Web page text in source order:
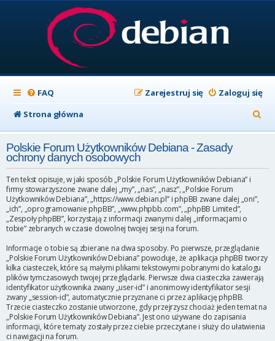
FAQ Zaloguj się
Zarejestruj się
Strona główna
z
k
Polskie Forum Użytkowników Debiana - Zasady
ochrony danych osobowych
Ten tekst opisuje, w jaki sposób „Polskie Forum Użytkowników Debiana” i
firmy stowarzyszone zwane dalej „my”, „nas”, „nasz”, „Polskie Forum
Użytkowników Debiana”, „https://www.debian.pl” i phpBB zwane dalej „oni”,
„ich”, „oprogramowanie phpBB”, „www.phpbb.com”, „phpBB Limited”,
„Zespoły phpBB”, korzystają z informacji zwanymi dalej „informacjami o
tobie” zebranych w czasie dowolnej twojej sesji na forum.
Informacje o tobie są zbierane na dwa sposoby. Po pierwsze, przeglądanie
„Polskie Forum Użytkowników Debiana” powoduje, że aplikacja phpBB tworzy
kilka ciasteczek, które są małymi plikami tekstowymi pobranymi do katalogu
plików tymczasowych twojej przeglądarki. Pierwsze dwa ciasteczka zawierają
identyfikator użytkownika zwany „user-id” i anonimowy identyfikator sesji
zwany „session-id”, automatycznie przyznane ci przez aplikację phpBB.
Trzecie ciasteczko zostanie utworzone, gdy przejrzysz chociaż jeden temat na
„Polskie Forum Użytkowników Debiana”. Jest ono używane do zapisania
informacji, które tematy zostały przez ciebie przeczytane i służy do ułatwienia
ci nawigacji na forum.